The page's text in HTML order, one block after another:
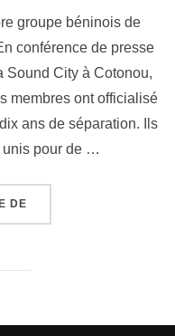
groupe béninois de
conférence de presse
Sound City à Cotonou,
membres ont officialisé
ans de séparation. Ils
unis pour de …
DE